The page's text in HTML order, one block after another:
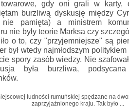
towarowe, gdy oni grali w karty,
burzliwą dyskusję między
pamięta) a ministrem
nie były teorie Marksa czy
o to, czy "przyjemniejsze" są
był wtedy najmłodszym
spory zasób wiedzy. Nie
była burzliwa,